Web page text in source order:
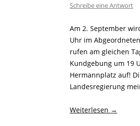
Schreibe eine Antwort
Am 2. September
Uhr im
rufen am gleichen
Kundgebung um 19
Hermannplatz auf!
Landesregierung
Weiterlesen →